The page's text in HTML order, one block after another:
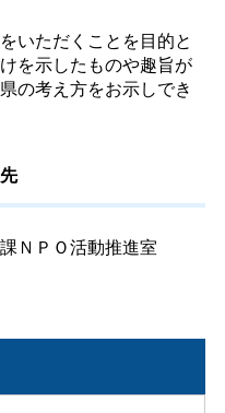
いただくことを目的と
を示したものや趣旨が
の考え方をお示しでき
ＮＰＯ活動推進室